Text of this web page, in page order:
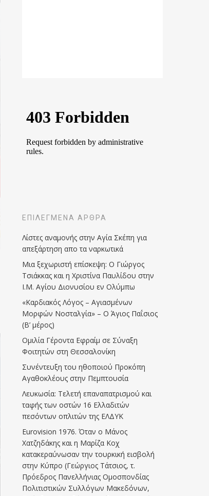
ΕΠΙΛΕΓΜΈΝΑ ΆΡΘΡΑ
Λίστες αναμονής στην Αγία Σκέπη για
απεξάρτηση απο τα ναρκωτικά
Μια ξεχωριστή επίσκεψη: Ο Γιώργος
Τσιάκκας και η Χριστίνα Παυλίδου στην
Ι.Μ. Αγίου Διονυσίου εν Ολύμπω
«Καρδιακός Λόγος – Αγιασμένων
Μορφών Νοσταλγία» – Ο Άγιος Παΐσιος
(Β’ μέρος)
Ομιλία Γέροντα Εφραίμ σε Σύναξη
Φοιτητών στη Θεσσαλονίκη
Συνέντευξη του ηθοποιού Προκόπη
Αγαθοκλέους στην Πεμπτουσία
Λευκωσία: Τελετή επαναπατρισμού και
ταφής των οστών 16 Ελλαδιτών
πεσόντων οπλιτών της ΕΛΔΥΚ
Eurovision 1976. Όταν ο Μάνος
Χατζηδάκης και η Μαρίζα Κοχ
κατακεραύνωσαν την τουρκική εισβολή
στην Κύπρο (Γεώργιος Τάτσιος, τ.
Πρόεδρος Πανελλήνιας Ομοσπονδίας
Πολιτιστικών Συλλόγων Μακεδόνων,